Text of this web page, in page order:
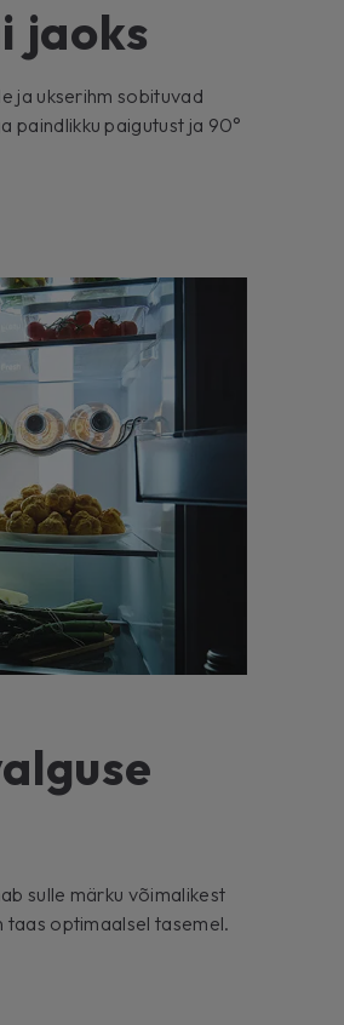
jaoks
ja ukserihm sobituvad
paindlikku paigutust ja 90°
sulle märku võimalikest
taas optimaalsel tasemel.